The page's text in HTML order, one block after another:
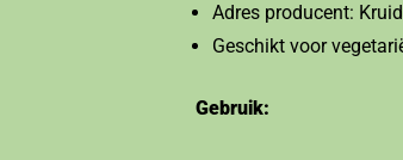
Adres producent:
Geschikt voor
Gebruik: